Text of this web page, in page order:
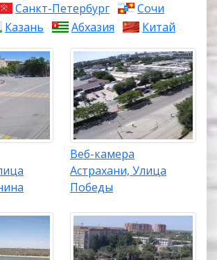
Санкт-Петербург
Сочи
Казань Абхазия Китай
Веб-камера
Астрахани, Улица
Победы